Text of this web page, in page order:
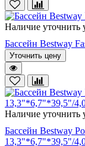
Наличие уточнить
Бассейн Bestway
Уточнить цену
Наличие уточнить
Бассейн Bestway
13,3"*6,7"*39,5"/